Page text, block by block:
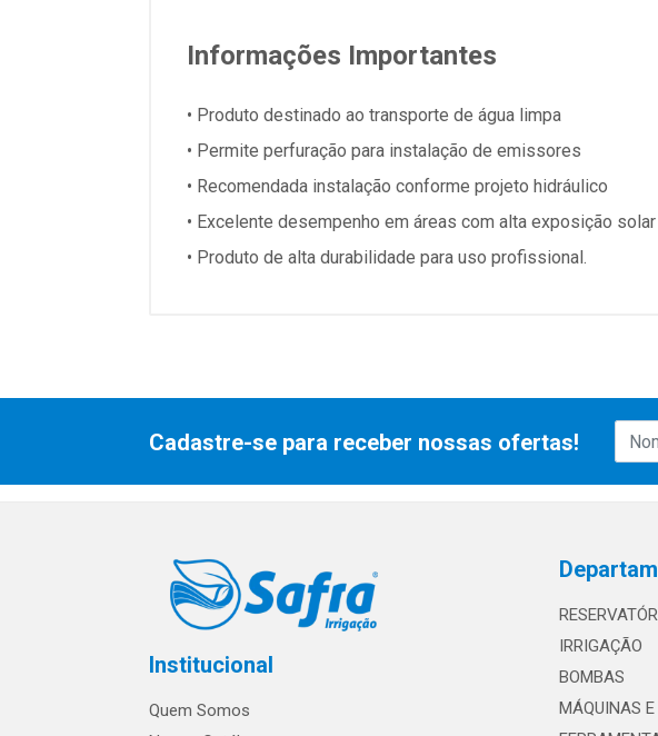
Informações Importantes
• Produto destinado ao transporte de água limpa
• Permite perfuração para instalação de emissores
• Recomendada instalação conforme projeto hidráulico
• Excelente desempenho em áreas com alta exposição solar
• Produto de alta durabilidade para uso profissional.
Cadastre-se para receber nossas ofertas!
Institucional
Quem Somos
IRRIGAÇÃO
BOMBAS
MÁQUINAS E